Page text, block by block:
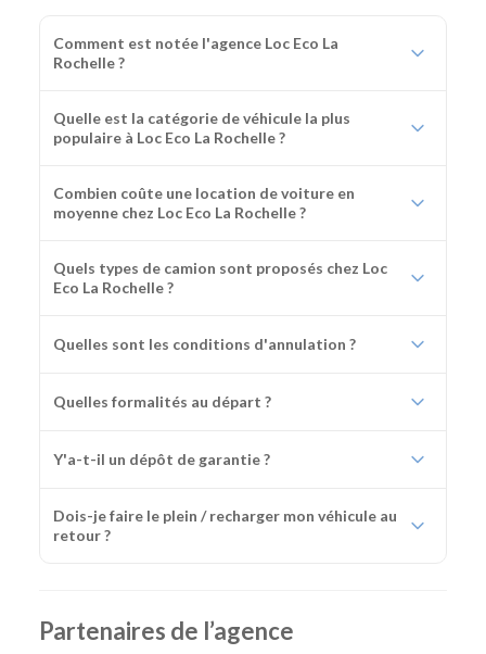
Comment est notée l'agence Loc Eco La
Rochelle ?
Quelle est la catégorie de véhicule la plus
populaire à Loc Eco La Rochelle ?
Combien coûte une location de voiture en
moyenne chez Loc Eco La Rochelle ?
Quels types de camion sont proposés chez Loc
Eco La Rochelle ?
Quelles sont les conditions d'annulation ?
Quelles formalités au départ ?
Y'a-t-il un dépôt de garantie ?
Dois-je faire le plein / recharger mon véhicule au
retour ?
Partenaires de l’agence